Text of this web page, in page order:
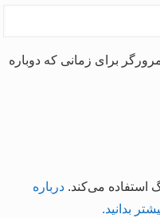
برای زمانی که دوباره
استفاده می‌کند. درباره
بدانید.